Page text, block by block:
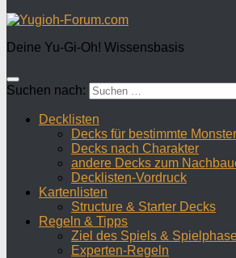
Deine Yu-Gi-Oh! Wissensbasis
Suchen nach:
Decklisten
Decks für bestimmte Monster
Decks nach Charakter
andere Decks zum
Decklisten-Vordruck
Kartenlisten
Structure & Starter Decks
Regeln & Tipps
Ziel des Spiels &
Experten-Regeln